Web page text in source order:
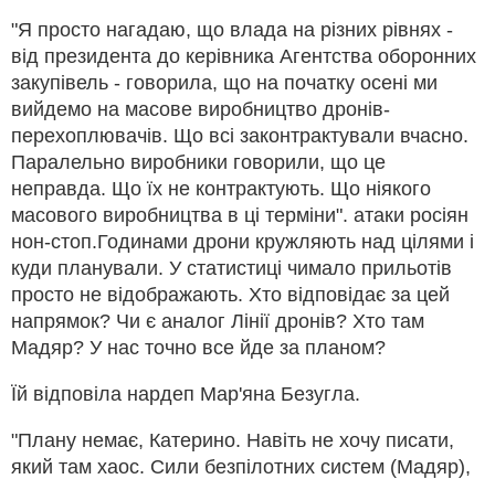
"Я просто нагадаю, що влада на різних рівнях -
від президента до керівника Агентства оборонних
закупівель - говорила, що на початку осені ми
вийдемо на масове виробництво дронів-
перехоплювачів. Що всі законтрактували вчасно.
Паралельно виробники говорили, що це
неправда. Що їх не контрактують. Що ніякого
масового виробництва в ці терміни". атаки росіян
нон-стоп.Годинами дрони кружляють над цілями і
куди планували. У статистиці чимало прильотів
просто не відображають. Хто відповідає за цей
напрямок? Чи є аналог Лінії дронів? Хто там
Мадяр? У нас точно все йде за планом?
Їй відповіла нардеп Мар'яна Безугла.
"Плану немає, Катерино. Навіть не хочу писати,
який там хаос. Сили безпілотних систем (Мадяр),